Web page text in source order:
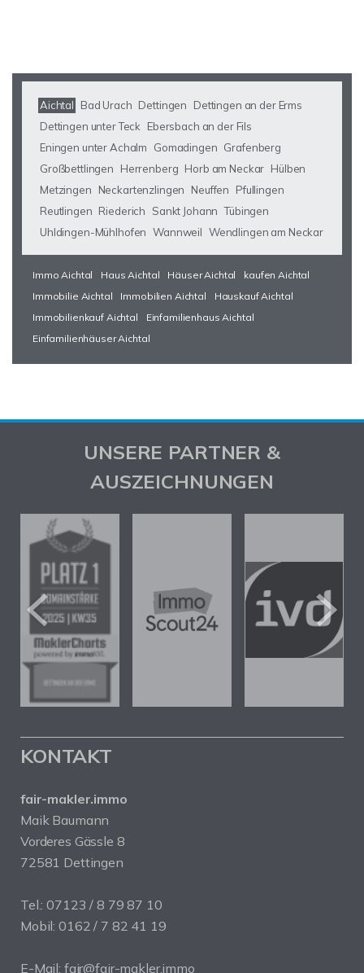
Aichtal Bad Urach Dettingen
Dettingen an der Erms
Dettingen unter Teck
Ebersbach an der Fils
Eningen unter Achalm
Gomadingen Grafenberg
Großbettlingen
Herrenberg Horb am Neckar Hülben
Metzingen
Neckartenzlingen Neuffen
Pfullingen
Reutlingen Riederich Sankt Johann Tübingen
Uhldingen-Mühlhofen Wannweil Wendlingen am Neckar
Immo Aichtal Haus Aichtal Häuser Aichtal
kaufen Aichtal
Immobilie Aichtal
Immobilien Aichtal
Hauskauf Aichtal
Immobilienkauf Aichtal
Einfamilienhaus Aichtal
Einfamilienhäuser Aichtal
UNSERE PARTNER &
AUSZEICHNUNGEN
KONTAKT
fair-makler.immo
Maik Baumann
Vorderes Gässle 8
72581 Dettingen
Tel.: 07123 / 8 79 87 10
Mobil: 0162 / 7 82 41 19
E-Mail: fair@fair-makler.immo